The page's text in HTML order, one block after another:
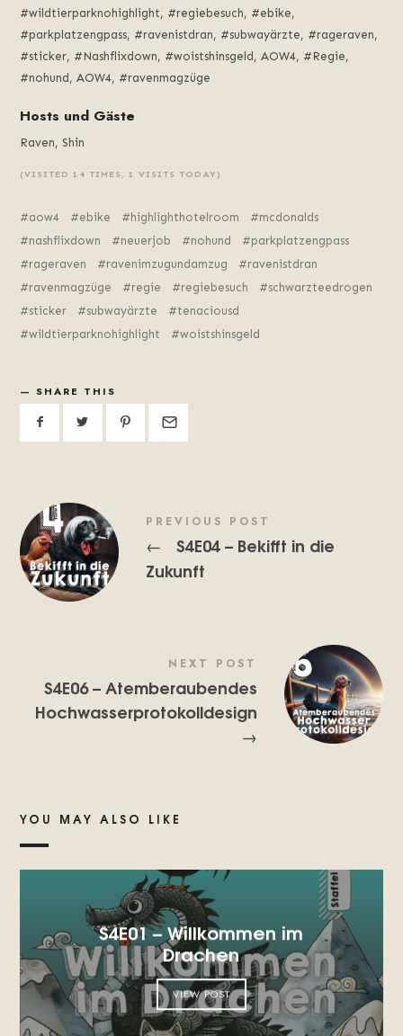
#wildtierparknohighlight, #regiebesuch, #ebike,
#parkplatzengpass, #ravenistdran, #subwayärzte, #rageraven,
#sticker, #Nashflixdown, #woistshinsgeld, ⁠AOW4, #Regie,
#nohund, ⁠AOW4, #ravenmagzüge
Hosts und Gäste
Raven, Shin
(VISITED 14 TIMES, 1 VISITS TODAY)
aow4 ebike highlighthotelroom
mcdonalds
nashflixdown
neuerjob nohund
parkplatzengpass
rageraven
ravenimzugundamzug
ravenistdran
ravenmagzüge
regie regiebesuch
schwarzteedrogen
sticker
subwayärzte
tenaciousd
wildtierparknohighlight
woistshinsgeld
SHARE THIS
PREVIOUS POST
←
S4E04 – Bekifft in die
Zukunft
NEXT POST
S4E06 – Atemberaubendes
Hochwasserprotokolldesign
→
YOU MAY ALSO LIKE
S4E01 – Willkommen im
Drachen
VIEW POST